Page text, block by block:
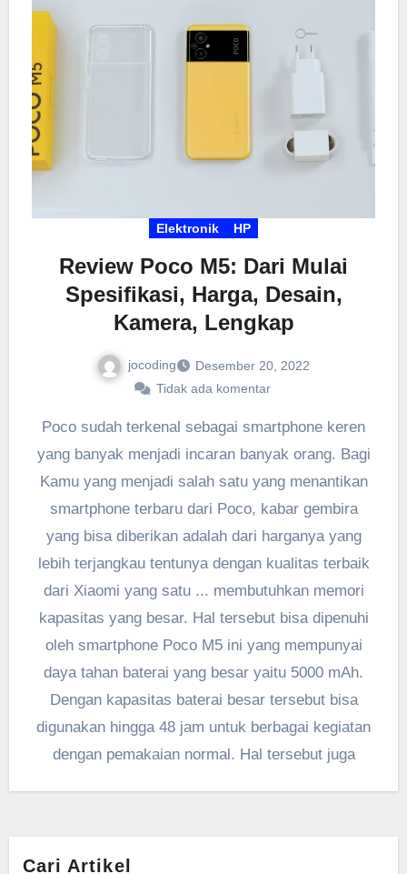
Elektronik HP
Review Poco M5: Dari Mulai
Spesifikasi, Harga, Desain,
Kamera, Lengkap
jocoding
Desember 20, 2022
Tidak ada komentar
Poco sudah terkenal sebagai smartphone keren
yang banyak menjadi incaran banyak orang. Bagi
Kamu yang menjadi salah satu yang menantikan
smartphone terbaru dari Poco, kabar gembira
yang bisa diberikan adalah dari harganya yang
lebih terjangkau tentunya dengan kualitas terbaik
dari Xiaomi yang satu ... membutuhkan memori
kapasitas yang besar. Hal tersebut bisa dipenuhi
oleh smartphone Poco M5 ini yang mempunyai
daya tahan baterai yang besar yaitu 5000 mAh.
Dengan kapasitas baterai besar tersebut bisa
digunakan hingga 48 jam untuk berbagai kegiatan
dengan pemakaian normal. Hal tersebut juga
Cari Artikel